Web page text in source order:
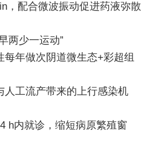
，配合微波振动促进药液弥散
两少一运动”
年做次阴道微生态+彩超组
人工流产带来的上行感染机
h内就诊，缩短病原繁殖窗